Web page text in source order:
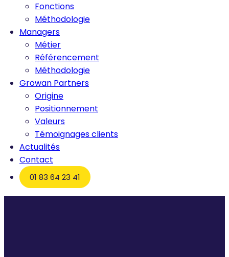
Fonctions
Méthodologie
Managers
Métier
Référencement
Méthodologie
Growan Partners
Origine
Positionnement
Valeurs
Témoignages clients
Actualités
Contact
01 83 64 23 41